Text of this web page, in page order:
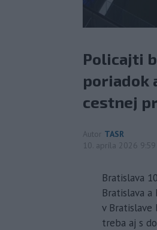
Policajti
poriadok
cestnej
Autor TASR
10. apríla 2026 9:59
Bratislava
Bratislava
v Bratislave
treba aj s